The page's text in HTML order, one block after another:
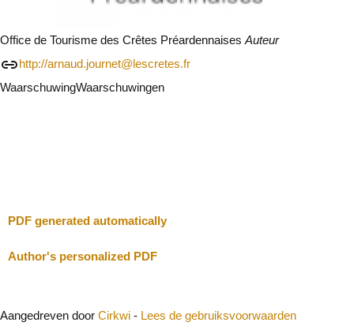
Office de Tourisme des Crêtes Préardennaises Auteur
http://arnaud.journet@lescretes.fr
WaarschuwingWaarschuwingen
PDF generated automatically
Author's personalized PDF
Aangedreven door Cirkwi - Lees de gebruiksvoorwaarden